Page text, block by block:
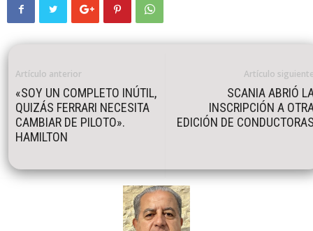
Artículo anterior
«SOY UN COMPLETO INÚTIL,
QUIZÁS FERRARI NECESITA
CAMBIAR DE PILOTO».
HAMILTON
Artículo
SCANIA ABRIÓ
INSCRIPCIÓN A
EDICIÓN DE